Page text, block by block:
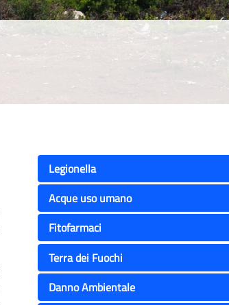
Legionella
Acque uso umano
Fitofarmaci
Terra dei Fuochi
Danno Ambientale